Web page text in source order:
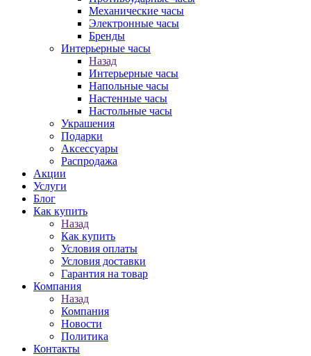
Механические часы
Электронные часы
Бренды
Интерьерные часы
Назад
Интерьерные часы
Напольные часы
Настенные часы
Настольные часы
Украшения
Подарки
Аксессуары
Распродажа
Акции
Услуги
Блог
Как купить
Назад
Как купить
Условия оплаты
Условия доставки
Гарантия на товар
Компания
Назад
Компания
Новости
Политика
Контакты